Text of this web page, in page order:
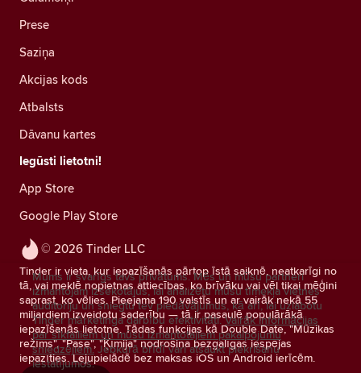
© 2026 Tinder LLC
Tinder ir vieta, kur iepazīšanās pārtop īstā saiknē, neatkarīgi no
tā, vai meklē nopietnas attiecības, ko brīvāku vai vēl tikai mēģini
saprast, ko vēlies. Pieejama 190 valstīs un ar vairāk nekā 55
miljardiem izveidotu saderību — tā ir pasaulē populārākā
iepazīšanās lietotne. Tādas funkcijas kā Double Date, "Mūzikas
režīms", "Pase", "Ķīmija" nodrošina bezgalīgas iespējas
iepazīties. Lejupielādē bez maksas iOS un Android ierīcēm.
Prese
Saziņa
Akcijas kods
Atbalsts
Dāvanu kartes
Iegūsti lietotni!
App Store
Google Play Store
Mums ir svarīgs tavs privātums. Mēs un mūsu partneri
izmantojam izsekotājus, lai analizētu mūsu tīmekļa vietnes
auditoriju un sniegtu tev piedāvājumus, kā arī, lai uzlabotu
Tinder mārketinga darbību efektivitāti. Vairāk informācijas
par sīkfailiem un mūsu izmantotajiem pakalpojumu
sniedzējiem. Jebkurā brīdī vari atsaukt piekrišanu
iestatījumos.